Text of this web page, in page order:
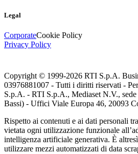
Legal
CorporateCookie Policy
Privacy Policy
Copyright © 1999-2026 RTI S.p.A.
03976881007 - Tutti i diritti riservati -
S.p.A. - RTI S.p.A., Mediaset N.V., sede
Bassi) - Uffici Viale Europa 46, 20093
Rispetto ai contenuti e ai dati personali
vietata ogni utilizzazione funzionale
intelligenza artificiale generativa. È
utilizzare mezzi automatizzati di data